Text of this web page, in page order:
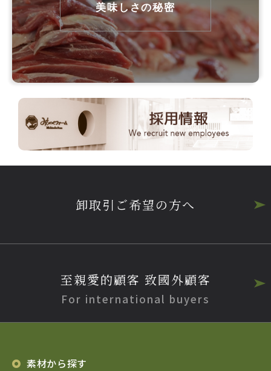
美味しさの秘密
卸取引ご希望の方へ
至親愛的顧客 致國外顧客
For international buyers
素材から探す